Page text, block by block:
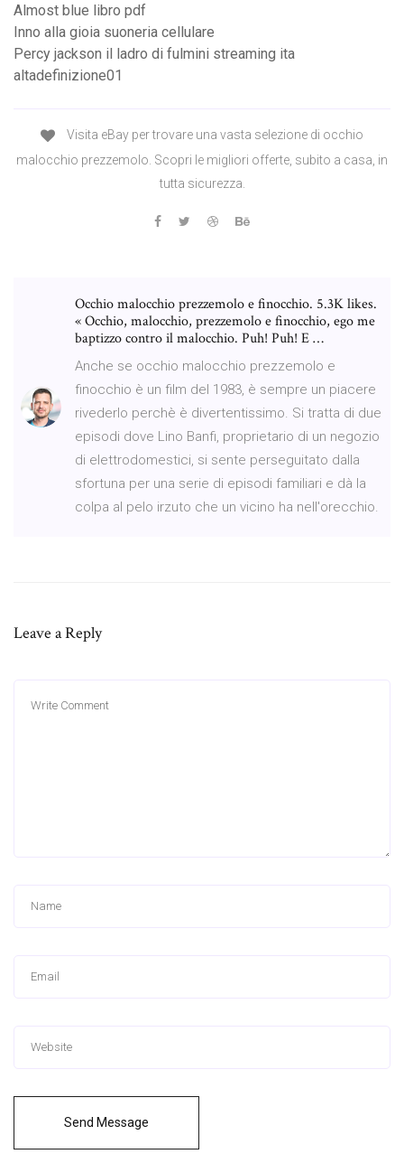
Almost blue libro pdf
Inno alla gioia suoneria cellulare
Percy jackson il ladro di fulmini streaming ita
altadefinizione01
Visita eBay per trovare una vasta selezione di occhio
malocchio prezzemolo. Scopri le migliori offerte, subito a casa, in
tutta sicurezza.
Occhio malocchio prezzemolo e finocchio. 5.3K likes.
« Occhio, malocchio, prezzemolo e finocchio, ego me
baptizzo contro il malocchio. Puh! Puh! E …
Anche se occhio malocchio prezzemolo e
finocchio è un film del 1983, è sempre un piacere
rivederlo perchè è divertentissimo. Si tratta di due
episodi dove Lino Banfi, proprietario di un negozio
di elettrodomestici, si sente perseguitato dalla
sfortuna per una serie di episodi familiari e dà la
colpa al pelo irzuto che un vicino ha nell'orecchio.
Leave a Reply
Send Message